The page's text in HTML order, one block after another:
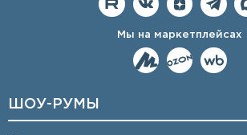
Мы на маркетплейсах
ШОУ-РУМЫ